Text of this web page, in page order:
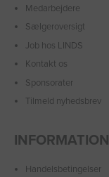
Medarbejdere
Sælgeroversigt
Job hos LINDS
Kontakt os
Sponsorater
Tilmeld nyhedsbrev
INFORMATION
Handelsbetingelser